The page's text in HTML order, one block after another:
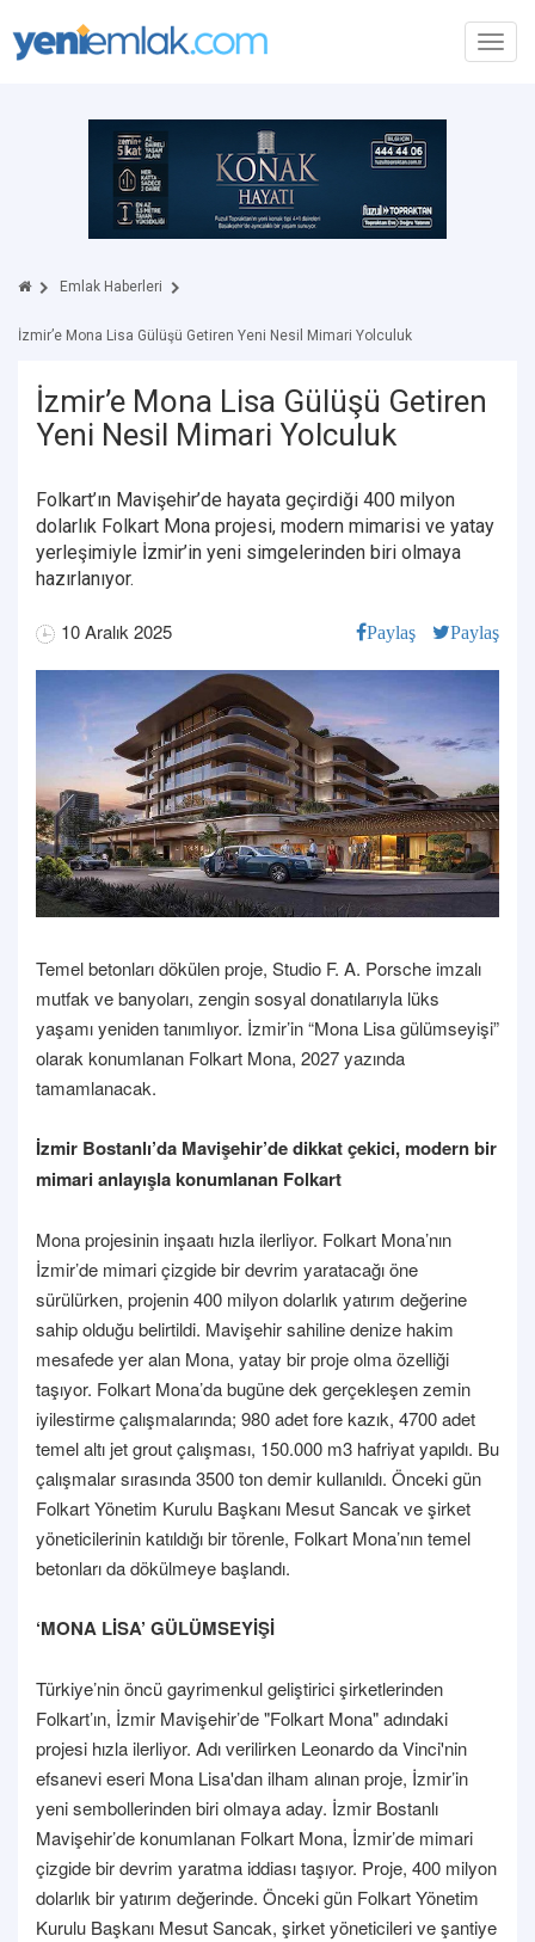
Emlak Haberleri
İzmir’e Mona Lisa Gülüşü Getiren Yeni Nesil Mimari Yolculuk
İzmir’e Mona Lisa Gülüşü Getiren
Yeni Nesil Mimari Yolculuk
Folkart’ın Mavişehir’de hayata geçirdiği 400 milyon
dolarlık Folkart Mona projesi, modern mimarisi ve yatay
yerleşimiyle İzmir’in yeni simgelerinden biri olmaya
hazırlanıyor.
10 Aralık 2025 Paylaş Paylaş
Temel betonları dökülen proje, Studio F. A. Porsche imzalı
mutfak ve banyoları, zengin sosyal donatılarıyla lüks
yaşamı yeniden tanımlıyor. İzmir’in “Mona Lisa gülümseyişi”
olarak konumlanan Folkart Mona, 2027 yazında
tamamlanacak.
İzmir Bostanlı’da Mavişehir’de dikkat çekici, modern bir
mimari anlayışla konumlanan Folkart
Mona projesinin inşaatı hızla ilerliyor. Folkart Mona’nın
İzmir’de mimari çizgide bir devrim yaratacağı öne
sürülürken, projenin 400 milyon dolarlık yatırım değerine
sahip olduğu belirtildi. Mavişehir sahiline denize hakim
mesafede yer alan Mona, yatay bir proje olma özelliği
taşıyor. Folkart Mona’da bugüne dek gerçekleşen zemin
iyilestirme çalışmalarında; 980 adet fore kazık, 4700 adet
temel altı jet grout çalışması, 150.000 m3 hafriyat yapıldı. Bu
çalışmalar sırasında 3500 ton demir kullanıldı. Önceki gün
Folkart Yönetim Kurulu Başkanı Mesut Sancak ve şirket
yöneticilerinin katıldığı bir törenle, Folkart Mona’nın temel
betonları da dökülmeye başlandı.
‘MONA LİSA’ GÜLÜMSEYİŞİ
Türkiye’nin öncü gayrimenkul geliştirici şirketlerinden
Folkart’ın, İzmir Mavişehir’de "Folkart Mona" adındaki
projesi hızla ilerliyor. Adı verilirken Leonardo da Vinci'nin
efsanevi eseri Mona Lisa'dan ilham alınan proje, İzmir’in
yeni sembollerinden biri olmaya aday. İzmir Bostanlı
Mavişehir’de konumlanan Folkart Mona, İzmir’de mimari
çizgide bir devrim yaratma iddiası taşıyor. Proje, 400 milyon
dolarlık bir yatırım değerinde. Önceki gün Folkart Yönetim
Kurulu Başkanı Mesut Sancak, şirket yöneticileri ve şantiye